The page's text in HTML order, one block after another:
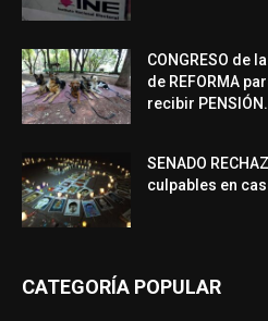
CONGRESO de
de REFORMA
recibir
SENADO
culpables en
CATEGORÍA POPULAR